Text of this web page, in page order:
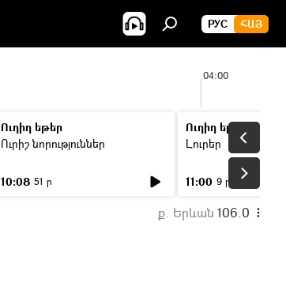
РУС ՀԱՅ
04:00
Ուղիղ եթեր
Ուրիշ նորություններ
10:08 51 ր
Ուղիղ եթեր
Լուրեր
11:00 9 ր
ք. Երևան 106.0